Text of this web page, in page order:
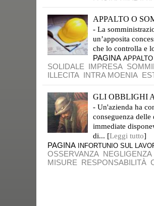
APPALTO O
- La
un’apposita
che lo controlla e
PAGINA APPALTO
SOLIDALE IMPRESA
ILLECITA INTRA MOENIA
GLI OBBLIGHI
- Un'azienda ha
conseguenza
immediate
di... [Leggi tutto]
PAGINA INFORTUNIO SUL
OSSERVANZA NEGLIGENZA
MISURE RESPONSABILITÀ